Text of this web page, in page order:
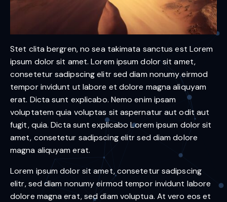
Stet clita bergren, no sea takimata sanctus est Lorem
ipsum dolor sit amet. Lorem ipsum dolor sit amet,
consetetur sadipscing elitr sed diam nonumy eirmod
tempor invidunt ut labore et dolore magna aliquyam
erat. Dicta sunt explicabo. Nemo enim ipsam
voluptatem quia voluptas sit aspernatur aut odit aut
fugit, quia. Dicta sunt explicabo Lorem ipsum dolor sit
amet, consetetur sadipscing elitr sed diam dolore
magna aliquyam erat.
Lorem ipsum dolor sit amet, consetetur sadipscing
elitr, sed diam nonumy eirmod tempor invidunt labore
dolore magna erat, sed diam voluptua. At vero eos et